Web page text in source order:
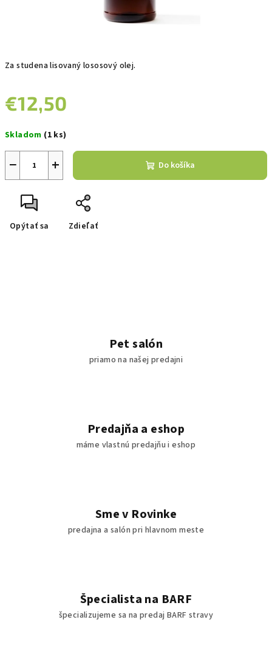
Za studena lisovaný lososový olej.
€12,50
cena:
Skladom (1 ks)
+
− Do košíka
Opýtať sa Zdieľať
Pet salón
priamo na našej predajni
Predajňa a eshop
máme vlastnú predajňu i eshop
Sme v Rovinke
predajna a salón pri hlavnom meste
Špecialista na BARF
špecializujeme sa na predaj BARF stravy